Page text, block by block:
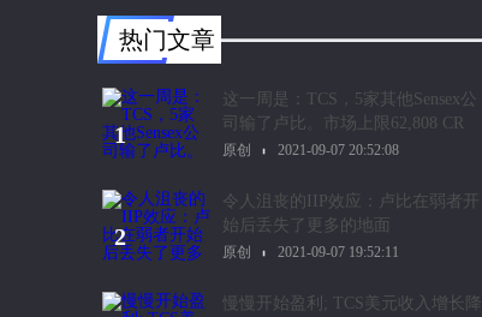
热门文章
这一周是：TCS，5家其他Sensex公
司输了卢比。市场上限62,808 CR
原创 2021-09-07 20:52:08
1
令人沮丧的IIP效应：卢比在弱者开
始后丢失了更多的地面
原创 2021-09-07 19:52:11
2
慢慢开始盈利; TCS美元收入增长降